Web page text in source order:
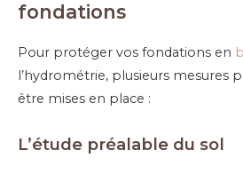
fondations
Pour protéger vos fondations en
l’hydrométrie, plusieurs mesures
être mises en place :
L’étude préalable du sol